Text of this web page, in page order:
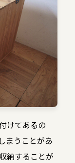
けてあるの
まうことがあ
納することが